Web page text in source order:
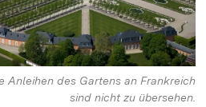
Anleihen des Gartens an Frankreich
sind nicht zu übersehen.